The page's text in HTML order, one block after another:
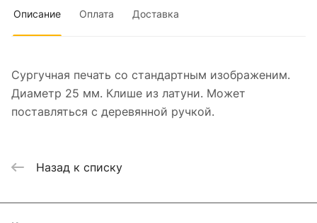
Описание Оплата Доставка
Сургучная печать со стандартным изображеним.
Диаметр 25 мм. Клише из латуни. Может
поставляться с деревянной ручкой.
Назад к списку